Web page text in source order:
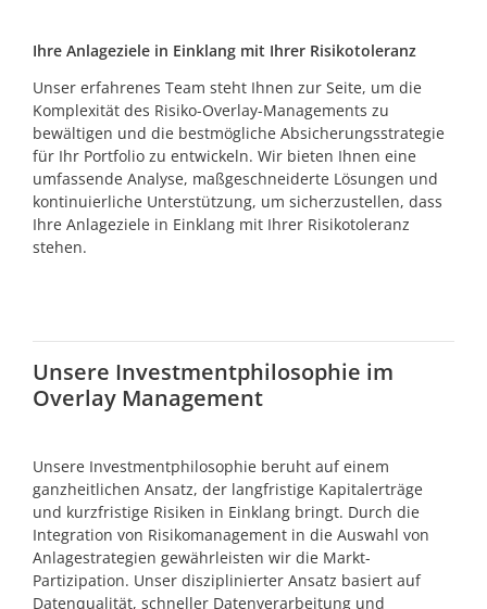
Ihre Anlageziele in Einklang mit Ihrer Risikotoleranz
Unser erfahrenes Team steht Ihnen zur Seite, um die
Komplexität des Risiko-Overlay-Managements zu
bewältigen und die bestmögliche Absicherungsstrategie
für Ihr Portfolio zu entwickeln. Wir bieten Ihnen eine
umfassende Analyse, maßgeschneiderte Lösungen und
kontinuierliche Unterstützung, um sicherzustellen, dass
Ihre Anlageziele in Einklang mit Ihrer Risikotoleranz
stehen.
Unsere Investmentphilosophie im
Overlay Management
Unsere Investmentphilosophie beruht auf einem
ganzheitlichen Ansatz, der langfristige Kapitalerträge
und kurzfristige Risiken in Einklang bringt. Durch die
Integration von Risikomanagement in die Auswahl von
Anlagestrategien gewährleisten wir die Markt-
Partizipation. Unser disziplinierter Ansatz basiert auf
Datenqualität, schneller Datenverarbeitung und